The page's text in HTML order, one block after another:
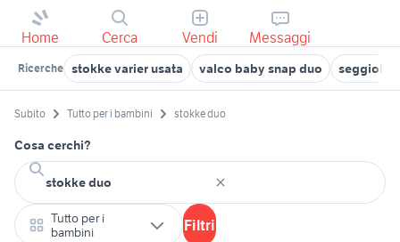
Home Cerca Vendi Messaggi
Ricerche stokke varier usata valco baby snap duo
Subito Tutto per i bambini stokke duo
Cosa cerchi?
Tutto per i
bambini
Filtri